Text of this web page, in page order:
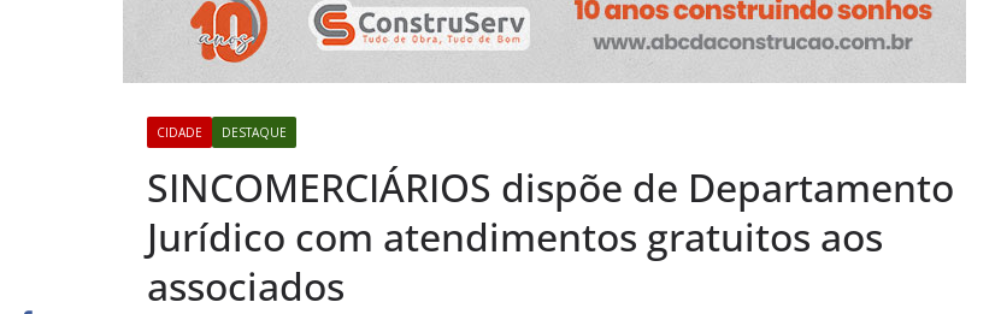
privilégio em termos a Santa
Casa em Rio Pardo
Exposição “Remexendo o
dia 10/08
CIDADE DESTAQUE
SINCOMERCIÁRIOS dispõe de Departamento
Jurídico com atendimentos gratuitos aos
associados